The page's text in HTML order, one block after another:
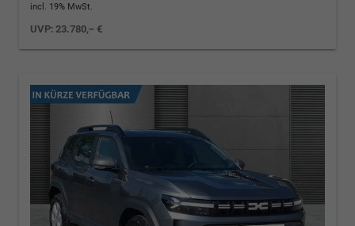
incl. 19% MwSt.
UVP:23.780,– €